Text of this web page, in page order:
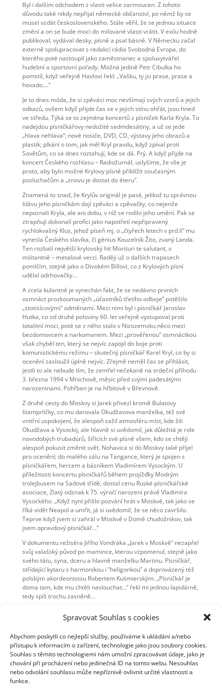
Spravovat Souhlas s cookies
Abychom poskytli co nejlepší služby, používáme k ukládání a/nebo
přístupu k informacím o zařízení, technologie jako jsou soubory cookies.
Souhlas s těmito technologiemi nám umožní zpracovávat údaje, jako je
chování při procházení nebo jedinečná ID na tomto webu. Nesouhlas
nebo odvolání souhlasu může nepříznivě ovlivnit určité vlastnosti a
funkce.
Byl i dalším odchodem z vlasti velice zarmoucen. Z tohoto
důvodu také nikdy nepřijal německé občanství, po němž by se
musel vzdát československého. Stále věřil, že se jednou situace
změní a on se bude moci do milované vlasti vrátit. V exilu hodně
publikoval, vydával desky, písně a psal básně. V Německu začal
externě spolupracovat s redakcí rádia Svobodná Evropa, do
kterého poté nastoupil jako zaměstnanec a spoluvytvářel
hudební a sportovní pořady. Možná jedině Petr Cibulka ho
pomstil, když veřejně Havlovi řekl: „Vašku, ty jsi prase, prase a
hovado….”
Je to dnes móda, že si zpěváci moc nevšímají svých vzorů a jejich
odkazů, ovšem když přijde čas se v jejich stínu ohřát, jsou hned
ve středu. Týká se to zejména koncertů z písniček Karla Kryla. To
nadejdou písničkářovy nedožité sedmdesátiny, a už se jede
„hlava nehlava“; nové nosiče, DVD, CD, výstavy jeho obrazů a
plastik; plkání o tom, jak měl Kryl pravdu, když zpíval proti
Sovětům, co se dnes roztahují, kde se dá. Prý. A když přijde na
koncert Českého rozhlasu – Radiožurnál, uslyšíme, že vše je
proto, aby bylo možné Krylovy písně přiblížit současným
posluchačům a „znovu je dostat do éteru“.
Znamená to snad, že Krylův originál je pasé, jelikož tu správnou
šťávu jeho písničkám dají zpěváci a zpěvačky, co nejenže
nepoznali Kryla, ale ani dobu, v níž se rodilo jeho umění. Pak se
ztrapňují dokonalí profíci jako napotřetí nepřipravený
rychlokvašný Klus, jehož píseň mj. o „čtyřech letech v prd.li“ mu
vynesla Českého slavíka, či génius Kouzelník Žito, zvaný Landa.
Ten rozbalí největší krylovský hit Morituri te salutant, v
militantně – metalové verzi. Raději už o dalších trapasech
pomlčím, stejně jako o Divokém Billovi, co z Krylových písní
udělal odrhovačky…
A zcela kulantně je vynechán fakt, že se nedávno prvních
osmnáct prozkoumaných „účastníků třetího odboje“ potěšilo
„stotisícovými“ odměnami. Mezi nimi byl i písničkář Jaroslav
Hutka, co od druhé poloviny 60. let veřejně vystupoval proti
totalitní moci, poté se z něho stalo v Nizozemsku něco mezi
bezdomovcem a narkomanem. Mezi „prověřenou“ osmnáctkou
však chyběl ten, který se nejvíc zapojil do boje proti
komunistickému režimu – skutečný písničkář Karel Kryl, co by si
ocenění zasloužil úplně nejvíc. Zřejmě neměl čas se přihlásit,
jestli to ale nebude tím, že zemřel nečekaně na srdeční příhodu
3. března 1994 v Mnichově, měsíc před svými padesátými
narozeninami. Pohřben je na hřbitově v Břevnově.
Z druhé cesty do Moskvy si Jarek přivezl kromě Bulatovy
štamprličky, co mu darovala Okudžavova manželka, též své
vnitřní uspokojení, že alespoň zažil atmosféru míst, kde žili
Okudžava a Vysockij, ale hlavně si uvědomil, jak důležitá je role
novodobých trubadúrů, šířících své písně všem, kdo se chtějí
alespoň pokusit změnit svět. Nohavica si do Moskvy také přijel
pro ocenění; do malého sálu na Tangance, který je spojen s
písničkářem, hercem a básníkem Vladimírem Vysockým. U
příležitosti koncertu písničkářů během projížďky Modrým
trolejbusem na Sadové třídě, dostal cenu Ruské písničkářské
asociace, Zlatý odznak k 75. výročí narození právě Vladimíra
Vysockého. „Když nyní přišlo pozvání hrát v Moskvě, tak jako se
říká vidět Neapol a umřít, já si uvědomil, že se něco završilo.
Teprve když jsem si zahrál v Moskvě v Domě chudožnikov, tak
jsem opravdový písničkář…“
V dokumentu režiséra Jiřího Vondráka „Jarek v Moskvě“ nezapřel
svůj valašský původ po mamince, kterou vzpomenul, stejně jako
svého tátu, syna, dceru a hlavně manželku Martinu. Písničkář,
střídající kytaru s harmonikou i “heligonkou” a doprovázený též
polským akordeonistou Robertem Kuśmierským. „Písničkář je
doma tam, kde mu chtěli naslouchat…“ řekl mi jednou lapidárně,
tedy spíš trochu zasněně…
skromností, vlastně ne tak komerčně – obchodník, ale jak by řekli
naslouchajících lidí…
Autor: Břetislav Olšer
Zdroj:blog.idnes.cz